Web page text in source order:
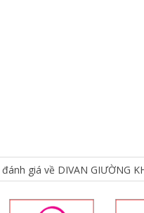
đánh giá về DIVAN GIƯỜNG